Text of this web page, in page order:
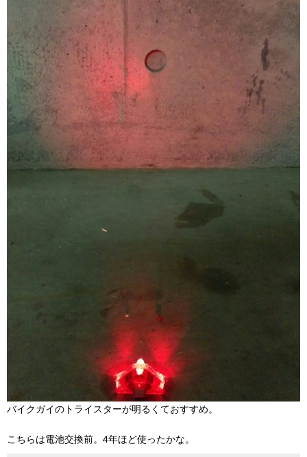
バイクガイのトライスターが明るくておすすめ。
こちらは電池交換前。4年ほど使ったかな。